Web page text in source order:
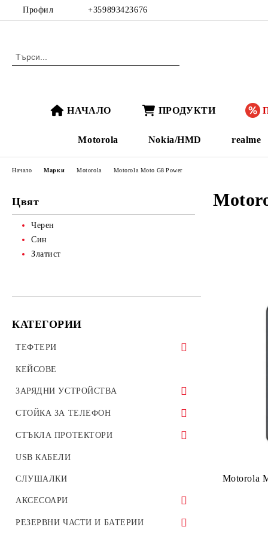
Профил +359893423676
НАЧАЛО ПРОДУКТИ
Motorola Nokia/HMD realme
Цвят
Черен
Син
Златист
КАТЕГОРИИ
ТЕФТЕРИ
ТЕФТЕРИ ЗА ТАБЛЕТИ
УНИВЕРСАЛНИ КАЛЪФИ
КЕЙСОВЕ
ЗАРЯДНИ УСТРОЙСТВА
ЗАРЯДНИ ЗА ТЕЛЕФОН
АВТО ЗАРЯДНИ УСТРОЙСТВА
ОРИГИНАЛНИ ЗАРЯДНИ
СТОЙКА ЗА ТЕЛЕФОН
Стойки за велосипед мотоциклет
Стойки за гледане на филми телефон
СТЪКЛА ПРОТЕКТОРИ
СТЪКЛЕН ПРОТЕКТОР ЗА
ЧАСОВНИЦИ
USB КАБЕЛИ
СЛУШАЛКИ
АКСЕСОАРИ
ПРЕХОДНИЦИ
РЕЗЕРВНИ ЧАСТИ И БАТЕРИИ
Начало Марки Motorola Motorola Moto G8 Power
Motorola